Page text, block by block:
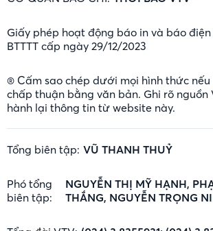
Giấy phép hoạt động báo in và báo
BTTTT cấp ngày 29/12/2023
® Cấm sao chép dưới mọi hình thức nếu
chấp thuận bằng văn bản. Ghi rõ nguồn
hành lại thông tin từ website này.
Tổng biên tập: VŨ THANH THUỶ
Phó tổng
biên tập:
NGUYỄN THỊ MỸ HẠNH,
THẮNG, NGUYỄN TRỌNG